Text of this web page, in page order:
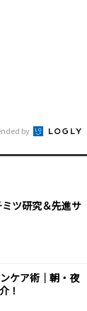
by
ミツ研究＆先進サ
ケア術｜朝・夜
！